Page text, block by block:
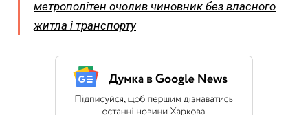
метрополітен очолив чиновник без власного
житла і транспорту